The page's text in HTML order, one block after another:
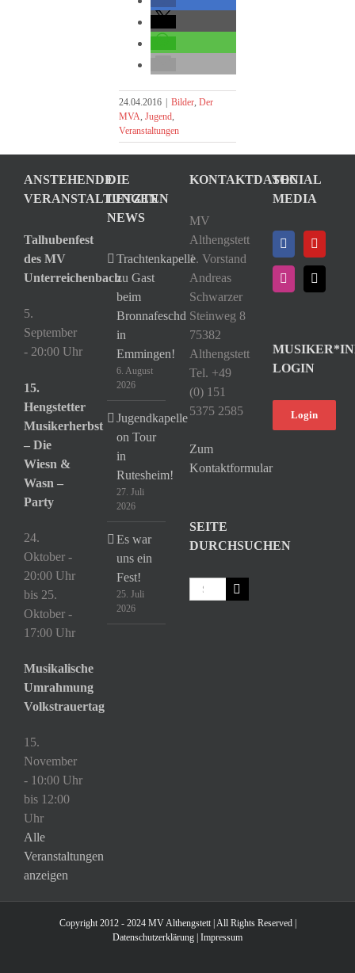
24.04.2016 Bilder, Der
MVA, Jugend,
Veranstaltungen
ANSTEHENDE
VERANSTALTUNGEN
Talhubenfest
des MV
Unterreichenbach
5.
September
- 20:00 Uhr
15.
Hengstetter
Musikerherbst
– Die
Wiesn &
Wasn –
Party
24.
Oktober -
20:00 Uhr
bis 25.
Oktober -
17:00 Uhr
Musikalische
Umrahmung
Volkstrauertag
15.
November
- 10:00 Uhr
bis 12:00
Uhr
Alle
Veranstaltungen
anzeigen
DIE
LETZTEN
NEWS
Trachtenkapelle
zu Gast
beim
Bronnafeschd
in
Emmingen!
6. August
2026
Jugendkapelle
on Tour
in
Rutesheim!
27. Juli
2026
Es war
uns ein
Fest!
25. Juli
2026
KONTAKTDATEN
MV
Althengstett
1. Vorstand
Andreas
Schwarzer
Steinweg 8
75382
Althengstett
Tel. +49
(0) 151
5375 2585
Zum
Kontaktformular
SEITE
DURCHSUCHEN
Suche
nach:
SOCIAL
MEDIA
LOGIN
Login
Copyright 2012 - 2024 MV Althengstett | All Rights Reserved |
Datenschutzerklärung Impressum